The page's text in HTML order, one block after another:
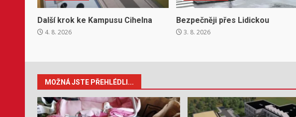
Další krok ke Kampusu Cihelna
4. 8. 2026
Bezpečněji přes Lidickou
3. 8. 2026
MOŽNÁ JSTE PŘEHLÉDLI...